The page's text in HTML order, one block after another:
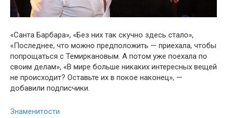
«Санта Барбара», «Без них так скучно здесь стало»,
«Последнее, что можно предположить — приехала, чтобы
попрощаться с Темиркановым. А потом уже поехала по
своим делам», «В мире больше никаких интересных вещей
не происходит? Оставьте их в покое наконец», —
добавили подписчики.
Знаменитости